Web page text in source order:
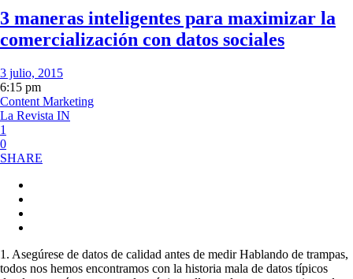
3 maneras inteligentes para maximizar la
comercialización con datos sociales
3 julio, 2015
6:15 pm
Content Marketing
La Revista IN
1
0
SHARE
1. Asegúrese de datos de calidad antes de medir Hablando de trampas,
todos nos hemos encontramos con la historia mala de datos típicos